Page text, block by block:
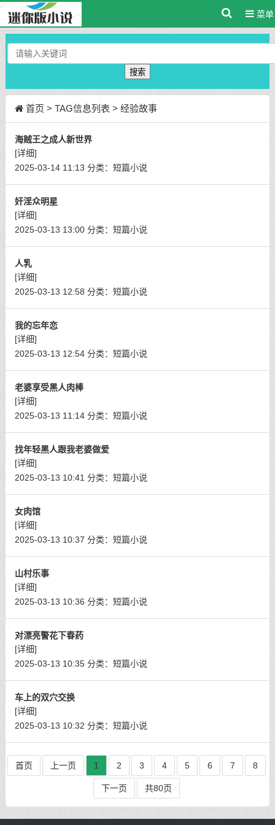
菜单
搜索
首页 > TAG信息列表 > 经验故事
海贼王之成人新世界
[详细]
2025-03-14 11:13 分类： 短篇小说
奸淫众明星
[详细]
2025-03-13 13:00 分类： 短篇小说
人乳
[详细]
2025-03-13 12:58 分类： 短篇小说
我的忘年恋
[详细]
2025-03-13 12:54 分类： 短篇小说
老婆享受黑人肉棒
[详细]
2025-03-13 11:14 分类： 短篇小说
找年轻黑人跟我老婆做爱
[详细]
2025-03-13 10:41 分类： 短篇小说
女肉馆
[详细]
2025-03-13 10:37 分类： 短篇小说
山村乐事
[详细]
2025-03-13 10:36 分类： 短篇小说
对漂亮警花下春药
[详细]
2025-03-13 10:35 分类： 短篇小说
车上的双穴交换
[详细]
2025-03-13 10:32 分类： 短篇小说
首页 上一页 1 2 3 4 5 6 7 8
下一页 共80页